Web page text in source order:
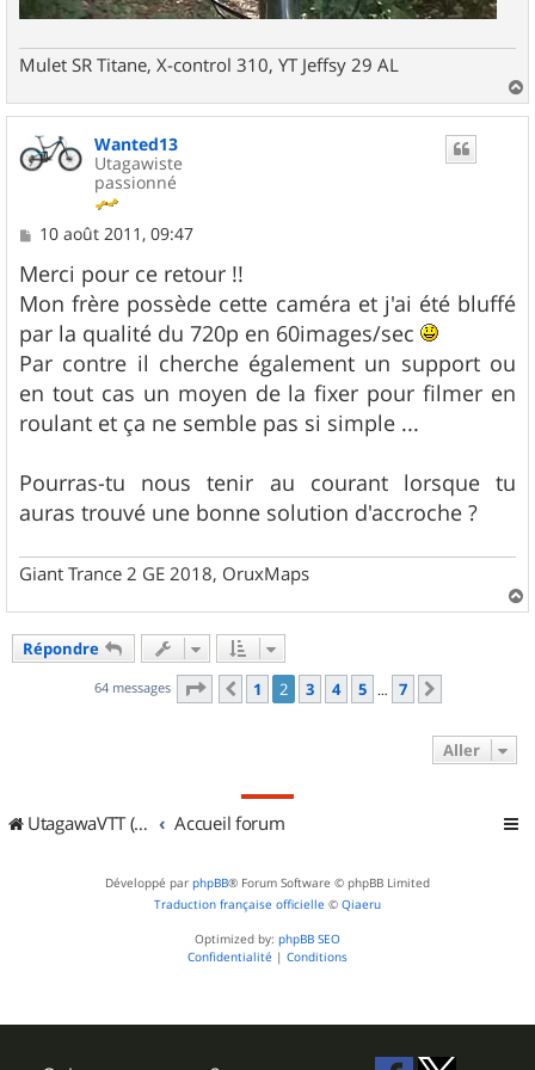
Mulet SR Titane, X-control 310, YT Jeffsy 29 AL
a
Wanted13
Utagawiste
passionné
M
s
s
a
g
e
10 août 2011, 09:47
Merci pour ce retour !!
Mon frère possède cette caméra et j'ai été bluffé
par la qualité du 720p en 60images/sec
Par contre il cherche également un support ou
en tout cas un moyen de la fixer pour filmer en
roulant et ça ne semble pas si simple ...
Pourras-tu nous tenir au courant lorsque tu
auras trouvé une bonne solution d'accroche ?
Giant Trance 2 GE 2018, OruxMaps
a
Répondre
64 messages Page 2sur7
Précédent
1 2 3 4 5 … 7
Aller
UtagawaVTT (Randos VTT et VTTAE avec traces GPS) Accueil forum
Développé par phpBB® Forum Software © phpBB Limited
Traduction française officielle © Qiaeru
Optimized by: phpBB SEO
Confidentialité | Conditions